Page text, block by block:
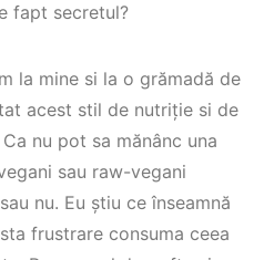
fapt secretul?
la mine si la o grămadă de
acest stil de nutriție si de
nu pot sa mănânc una
sau raw-vegani
nu. Eu știu ce înseamnă
frustrare consuma ceea